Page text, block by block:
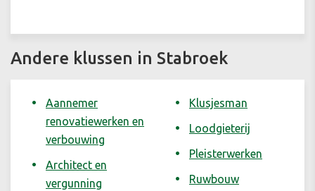
Andere klussen in Stabroek
Aannemer
renovatiewerken en
verbouwing
Architect en
vergunning
Klusjesman
Loodgieterij
Pleisterwerken
Ruwbouw